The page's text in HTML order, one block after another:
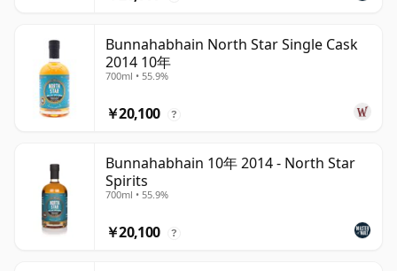
Bunnahabhain North Star Single Cask
2014 10年
700ml • 55.9%
￥20,100 ?
Bunnahabhain 10年 2014 - North Star
Spirits
700ml • 55.9%
￥20,100 ?